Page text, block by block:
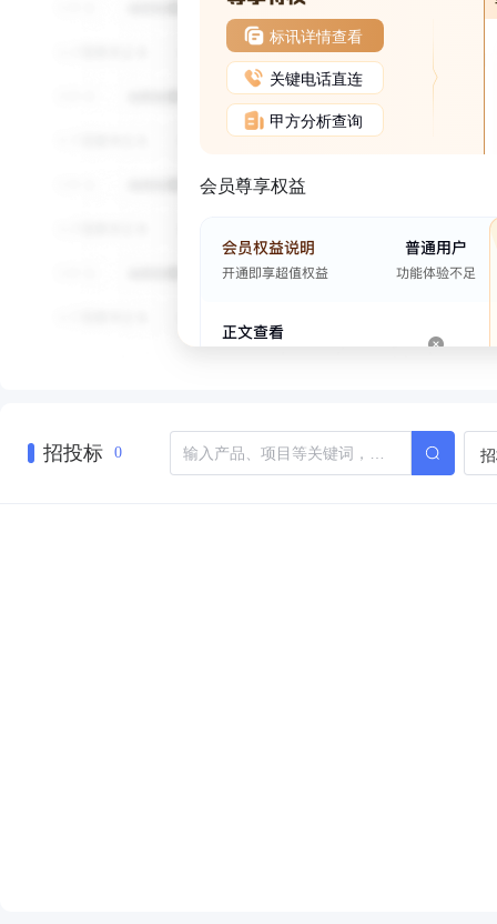
标讯详情查看
关键电话直连
甲方分析查询
会员尊享权益
招投标 0